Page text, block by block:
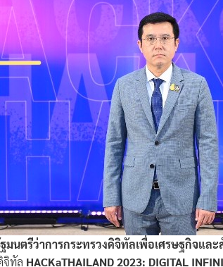
นตรีว่าการกระทรวงดิจิทัลเพื่อเศรษฐกิจและ
จิทัล HACKaTHAILAND 2023: DIGITAL